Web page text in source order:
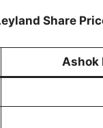
Share
Ashok